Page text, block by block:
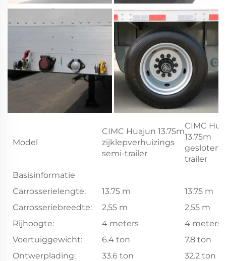
Model
CIMC Huajun 13.75m
zijklepverhuizings
semi-trailer
CIMC
13.75m
gesloten
trailer
Basisinformatie
Carrosserielengte:
13.75 m
13.75 m
Carrosseriebreedte:
2,55 m
2,55 m
Rijhoogte:
4 meters
4 meters
Voertuiggewicht:
6.4 ton
7.8 ton
Ontwerplading:
33.6 ton
32.2 ton